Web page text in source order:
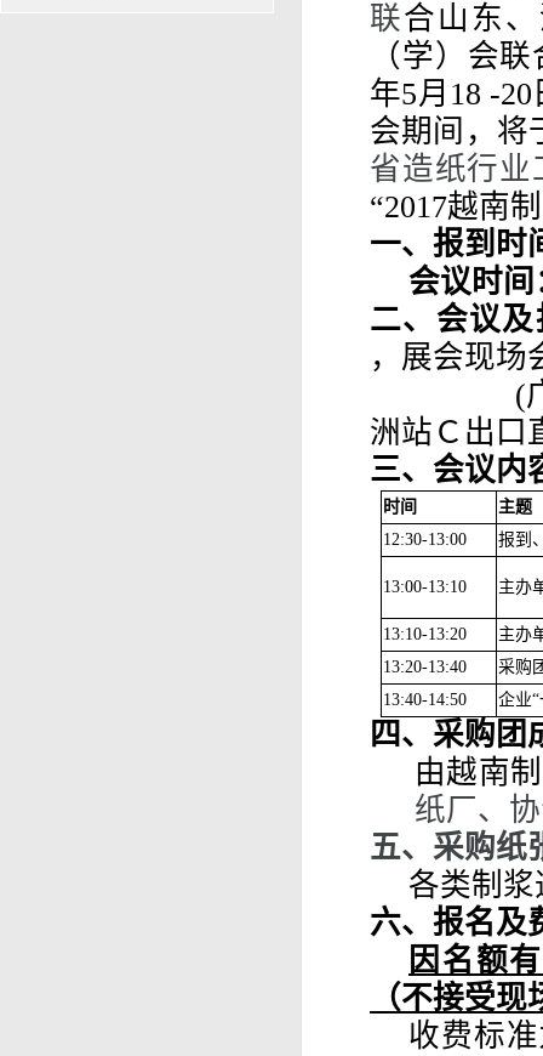
联合山东
（学）会
年5月18 -
会期间，将
省造纸行业
“2017越南
一、报到时
会议时间
二、会议
，展会现场
(
洲站Ｃ出口
三、会议内
时间
主题
12:30-13:00
报到
13:00-13:10 主办
13:10-13:20
主办
13:20-13:40
采购
13:40-14:50
企业
四、采购团
由越南
纸厂、
五、采购纸
各类制
六、报名及
因名额
（不接受
收费标